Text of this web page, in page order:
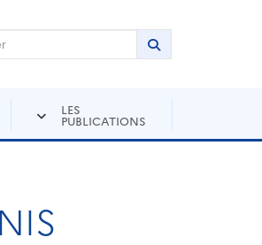
Inventaire Rechercher
Lancer la
LES
PUBLICATIONS